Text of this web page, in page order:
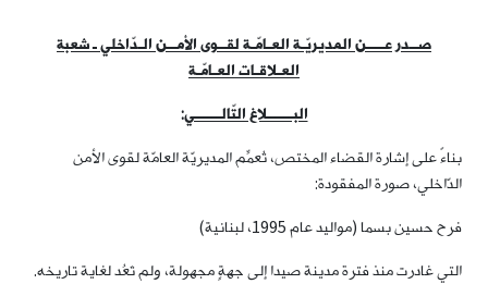
صــدر عــــن المديريّـة العـامّـة لقــوى الأمــن الـدّاخلي ـ شعبة
العـلاقـات العـامّـة
البــــــلاغ التّالــــــي:
بناءً على إشارة القضاء المختص، تُعمِّم المديريّة العامّة لقوى الأمن
الدّاخلي، صورة المفقودة:
فرح حسين بسما (مواليد عام 1995، لبنانية)
التي غادرت منذ فترة مدينة صيدا إلى جهةٍ مجهولة، ولم تَعُد لغاية تاريخه.